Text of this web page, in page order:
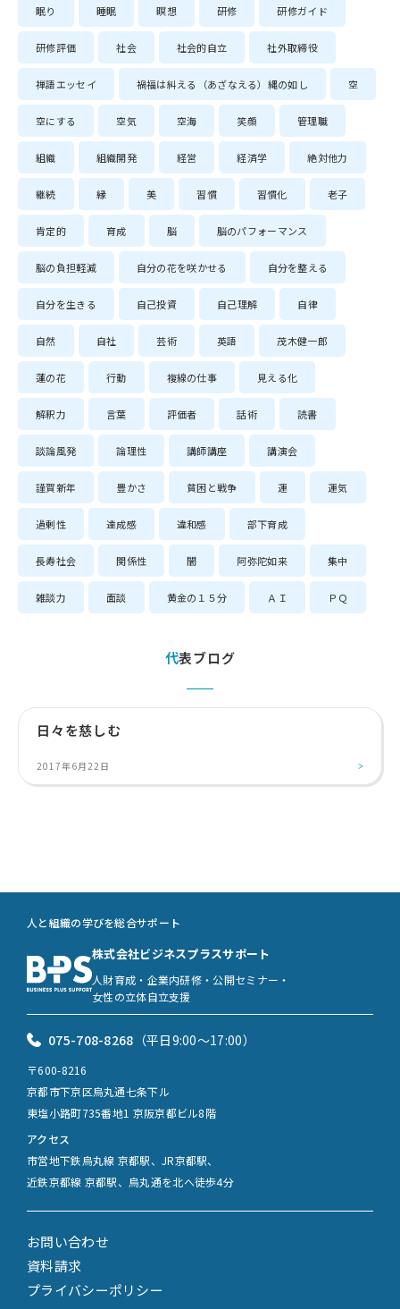
眠り 睡眠 瞑想 研修 研修ガイド
研修評価 社会 社会的自立 社外取締役
禅語エッセイ 禍福は糾える（あざなえる）縄の如し 空
空にする 空気 空海 笑顔 管理職
組織 組織開発 経営 経済学 絶対他力
継続 縁 美 習慣 習慣化 老子
肯定的 育成 脳 脳のパフォーマンス
脳の負担軽減 自分の花を咲かせる 自分を整える
自分を生きる 自己投資 自己理解 自律
自然 自社 芸術 英語 茂木健一郎
蓮の花 行動 複線の仕事 見える化
解釈力 言葉 評価者 話術 読書
談論風発 論理性 講師講座 講演会
謹賀新年 豊かさ 貧困と戦争 運 運気
過剰性 達成感 違和感 部下育成
長寿社会 関係性 闇 阿弥陀如来 集中
雑談力 面談 黄金の１５分 ＡＩ ＰＱ
代表ブログ
日々を慈しむ
2017年6月22日
お問い合わせ
資料請求
プライバシーポリシー
人と組織の学びを総合サポート
株式会社ビジネスプラスサポート
人財育成・企業内研修・公開セミナー・
女性の立体自立支援
075-708-8268 （平日9:00〜17:00）
〒600-8216
京都市下京区烏丸通七条下ル
東塩小路町735番地1 京阪京都ビル8階
アクセス
市営地下鉄烏丸線 京都駅、JR京都駅、
近鉄京都線 京都駅、烏丸通を北へ徒歩4分